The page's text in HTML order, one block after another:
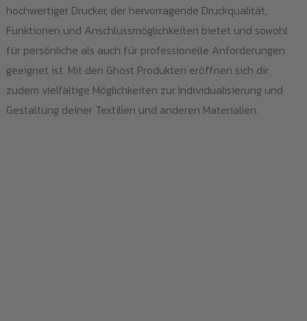
hochwertiger Drucker, der hervorragende Druckqualität,
Funktionen und Anschlussmöglichkeiten bietet und sowohl
für persönliche als auch für professionelle Anforderungen
geeignet ist. Mit den Ghost Produkten eröffnen sich dir
zudem vielfältige Möglichkeiten zur Individualisierung und
Gestaltung deiner Textilien und anderen Materialien.